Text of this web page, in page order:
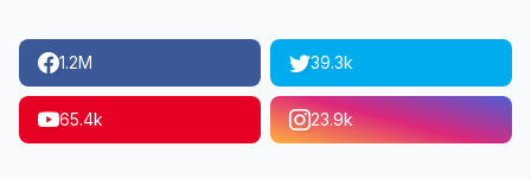
1.2M 39.3k
65.4k 23.9k